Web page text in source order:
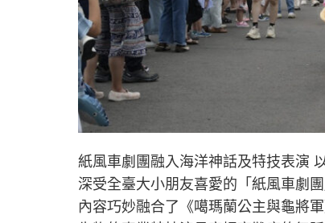
紙風車劇團融入海洋神話及特技表演
深受全臺大小朋友喜愛的「紙風車劇
內容巧妙融合了《噶瑪蘭公主與龜將